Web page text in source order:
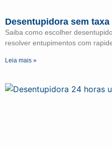
Desentupidora sem
Saiba como escolher
resolver entupimentos com
Leia mais »